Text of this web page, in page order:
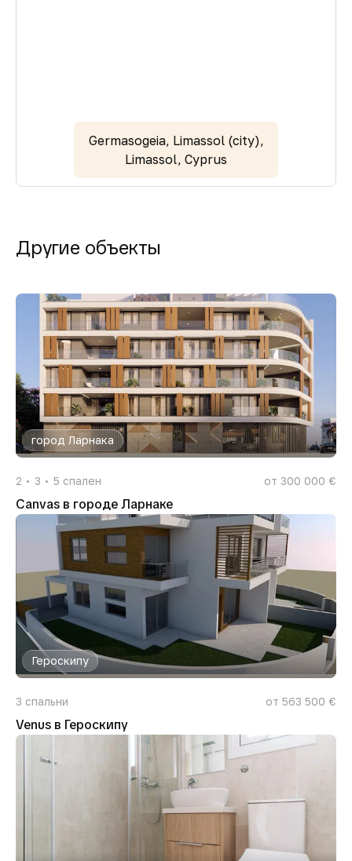
Germasogeia, Limassol (city),
Limassol, Cyprus
Другие объекты
город Ларнака
2 3 5 спален от 300 000 €
Canvas в городе Ларнаке
Героскипу
3 спальни от 563 500 €
Venus в Героскипу